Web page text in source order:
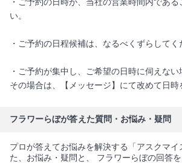
・ご予約の日時が、当社の営業時間内である
い。
・ご予約の日程候補は、なるべくずらしてく
・ご予約が集中し、ご希望の日時に伺えない
その場合は、【メッセージ】にて改めて日時
フラワーらぼが答えた質問・お悩み・疑問
プロが答えてお悩みを解決する「アスクマイ
た、お悩み・疑問と、 フラワーらぼの回答を